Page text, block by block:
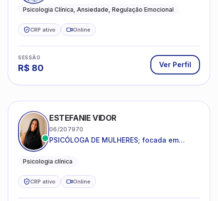
reduzir a ansiedade e construir uma vida
Psicologia Clínica, Ansiedade, Regulação Emocional
CRP ativo Online
SESSÃO
R$ 80 Ver Perfil
ESTEFANIE VIDOR
06/207970
PSICÓLOGA DE MULHERES; focada em
dentro da sua realidade.
Psicologia clínica
CRP ativo Online